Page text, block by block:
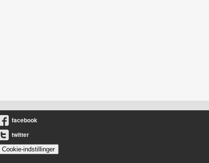
facebook
twitter
Cookie-indstillinger